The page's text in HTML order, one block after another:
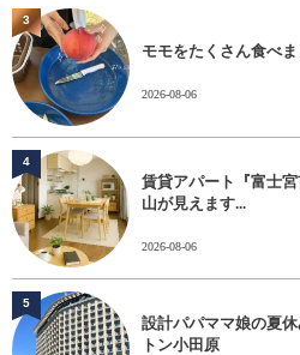
モモをたくさん食べ
2026-08-06
3
賃貸アパート『富士
山が見えます...
2026-08-06
4
設計パパママ娘の夏
トン小田原
5